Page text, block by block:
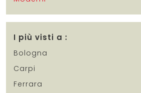
I più visti a :
Bologna
Carpi
Ferrara